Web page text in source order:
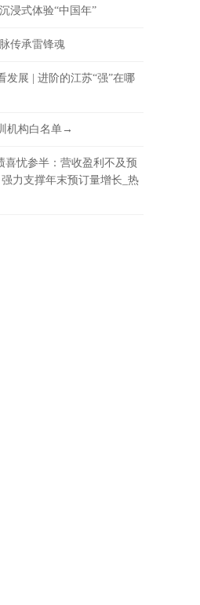
浸式体验“中国年”
传承雷锋魂
发展 | 进阶的江苏“强”在哪
机构白名单→
喜忧参半：营收盈利不及预
力支撑年末预订量增长_热